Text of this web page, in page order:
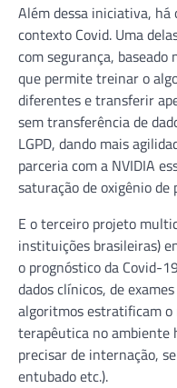
Além dessa iniciativa,
contexto Covid. Uma
com segurança, baseado
que permite treinar o
diferentes e transferir
sem transferência de
LGPD, dando mais
parceria com a NVIDIA
saturação de oxigênio de
E o terceiro projeto
instituições brasileiras)
o prognóstico da Covid-
dados clínicos, de
algoritmos estratificam
terapêutica no ambiente
precisar de internação,
entubado etc.).